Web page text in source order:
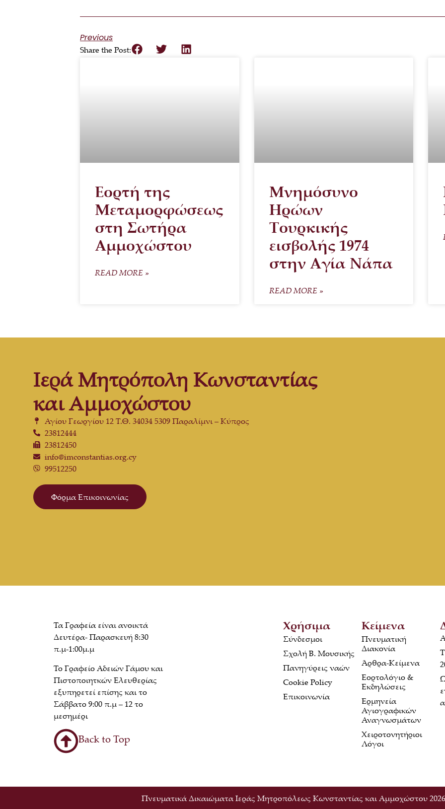
Previous
Share the Post:
Εορτή της
Μεταμορφώσεως
στη Σωτήρα
Αμμοχώστου
READ MORE »
Μνημόσυνο
Ηρώων
Τουρκικής
εισβολής 1974
στην Αγία Νάπα
READ MORE »
Ιερά Μητρόπολη Κωνσταντίας
και Αμμοχώστου
Αγίου Γεωργίου 12 Τ.Θ. 34034 5309 Παραλίμνι – Κύπρος
23812444
23812450
info@imconstantias.org.cy
99512250
Φόρμα Επικοινωνίας
Τα Γραφεία είναι ανοικτά
Δευτέρα- Παρασκευή 8:30
π.μ-1:00μ.μ
Το Γραφείο Αδειών Γάμου και
Πιστοποιητκών Ελευθερίας
εξυπηρετεί επίσης και το
Σάββατο 9:00 π.μ – 12 το
μεσημέρι
Back to Top
Χρήσιμα
Σύνδεσμοι
Σχολή Β. Μουσικής
Πανηγύρεις ναών
Cookie Policy
Επικοινωνία
Κείμενα
Πνευματική
Διακονία
Άρθρα-Κείμενα
Εορτολόγιο &
Εκδηλώσεις
Ερμηνεία
Αγιογραφικών
Αναγνωσμάτων
Χειροτονητήριοι
Λόγοι
Πνευματικά Δικαιώματα Ιεράς Μητροπόλεως Κωνσταντίας και Αμμοχώστου